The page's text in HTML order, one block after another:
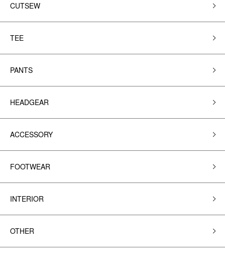
CUTSEW
TEE
PANTS
HEADGEAR
ACCESSORY
FOOTWEAR
INTERIOR
OTHER